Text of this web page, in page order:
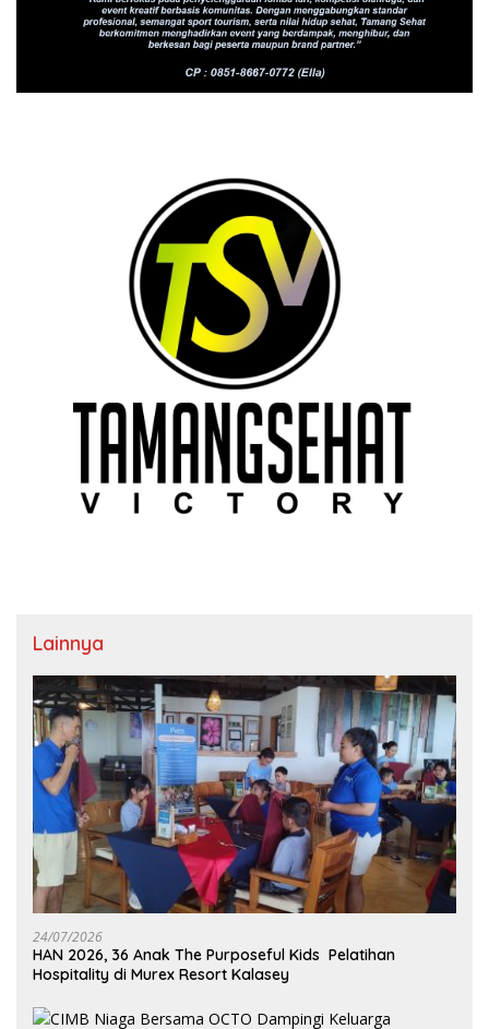
Lainnya
24/07/2026
HAN 2026, 36 Anak The Purposeful Kids Pelatihan
Hospitality di Murex Resort Kalasey